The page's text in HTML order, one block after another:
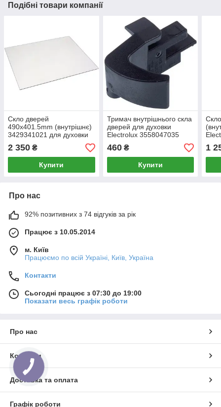
Подібні товари компанії
Скло дверей
490x401.5mm (внутрішнє)
3429341021 для духовки
Electrolux
2 350 ₴
Купити
Тримач внутрішнього скла
дверей для духовки
Electrolux 3558047035
(нижній лівий)
460₴
Купити
1
Про нас
92% позитивних з 74 відгуків за рік
Працює з 10.05.2014
м. Київ
Працюємо по всій Україні, Київ, Україна
Контакти
Сьогодні працює з 07:30 до 19:00
Показати весь графік роботи
Про нас
Контакти
Доставка та оплата
Графік роботи